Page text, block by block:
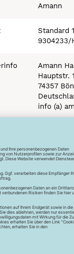
Amann
Standard
9304233/
Amann
Hauptstr. 1
74357
info (a)
Durch den
der tolle Glanz